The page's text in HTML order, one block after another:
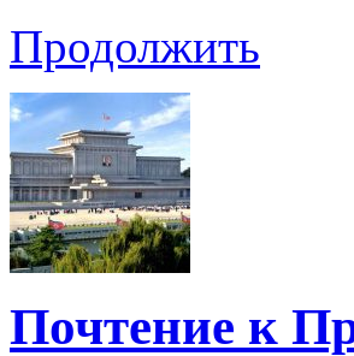
Продолжить
Почтение к